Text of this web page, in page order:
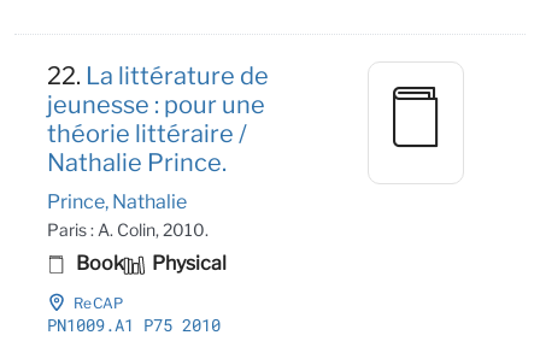
22. La littérature de
jeunesse : pour une
théorie littéraire /
Nathalie Prince.
Prince, Nathalie
Paris : A. Colin, 2010.
Book Physical
ReCAP
PN1009.A1 P75 2010